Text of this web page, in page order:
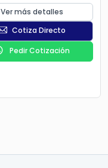
Ver más detalles
Cotiza Directo
Pedir Cotización